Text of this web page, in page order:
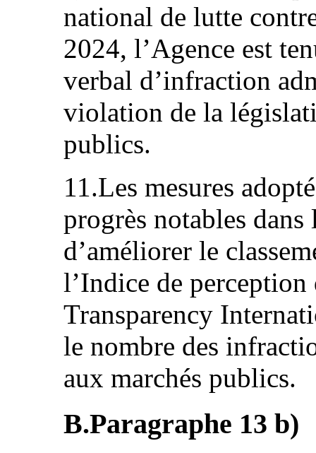
national de lutte
2024, l’Agence est
verbal d’infraction
violation de la
publics.
11.Les mesures
progrès notables
d’améliorer le
l’Indice de
Transparency
le nombre des
aux marchés publics.
B.Paragraphe 13 b)